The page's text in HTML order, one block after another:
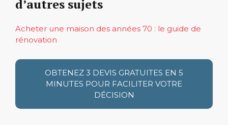
d’autres sujets
Acheter une maison des années 70 : le guide de
rénovation
OBTENEZ 3 DEVIS GRATUITES EN 5
MINUTES POUR FACILITER VOTRE
DÉCISION